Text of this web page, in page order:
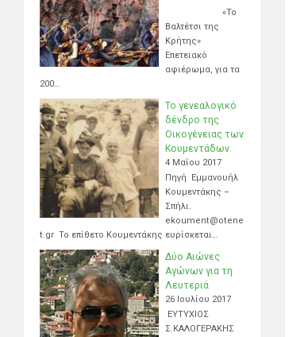
«Το
Βαλτέτσι της
Κρήτης»
Επετειακό
αφιέρωμα, για τα
200…
Το γενεαλογικό
δένδρο της
Οικογένειας των
Κουμεντάδων.
4 Μαΐου 2017
Πηγή Εμμανουήλ
Κουμεντάκης –
Σπήλι.
ekoument@otene
t.gr Το επίθετο Κουμεντάκης ευρίσκεται…
Δύο Αιώνες
Αγώνων για τη
Λευτεριά
26 Ιουλίου 2017
ΕΥΤΥΧΙΟΣ
Σ.ΚΑΛΟΓΕΡΑΚΗΣ